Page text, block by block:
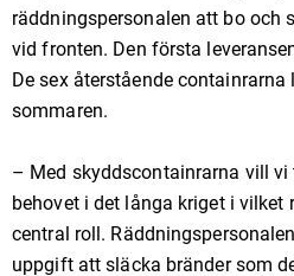
räddningspersonalen att bo och
vid fronten. Den första
De sex återstående
sommaren.
– Med skyddscontainrarna vill
behovet i det långa kriget i vilket
central roll.
uppgift att släcka bränder som